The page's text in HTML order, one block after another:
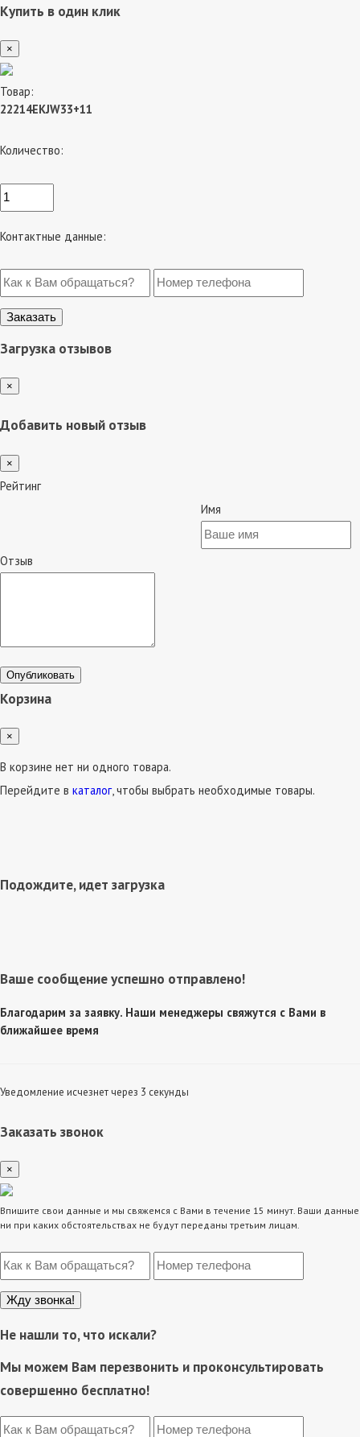
Купить в один клик
×
Товар:
22214EKJW33+11
Количество:
Контактные данные:
Загрузка отзывов
×
Добавить новый отзыв
×
Рейтинг
Имя
Отзыв
Опубликовать
Корзина
×
В корзине нет ни одного товара.
Перейдите в каталог, чтобы выбрать необходимые товары.
Подождите, идет загрузка
Ваше сообщение успешно отправлено!
Благодарим за заявку. Наши менеджеры свяжутся с Вами в
ближайшее время
Уведомление исчезнет через 3 секунды
Заказать звонок
×
Впишите свои данные и мы свяжемся с Вами в течение 15 минут. Ваши данные
ни при каких обстоятельствах не будут переданы третьим лицам.
Не нашли то, что искали?
Мы можем Вам перезвонить и проконсультировать
совершенно бесплатно!